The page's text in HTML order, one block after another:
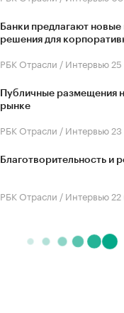
Банки предлагают
решения для
РБК Отрасли / Интервью
Публичные размещения
рынке
РБК Отрасли / Интервью
Благотворительность и
РБК Отрасли / Интервью